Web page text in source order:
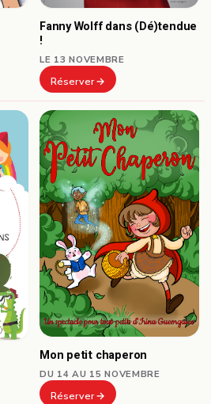
Fanny Wolff dans (Dé)tendue
!
LE 13 NOVEMBRE
Réserver
Mon petit chaperon
DU 14 AU 15 NOVEMBRE
Réserver